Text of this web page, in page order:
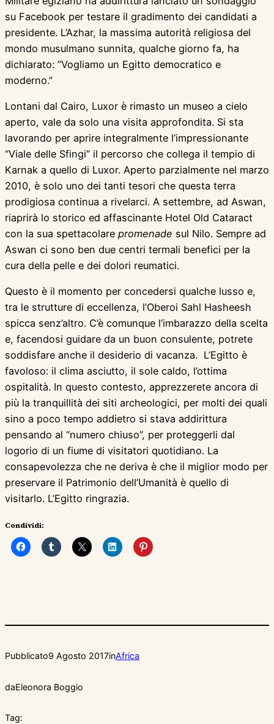
su Facebook per testare il gradimento dei candidati a
presidente. L’Azhar, la massima autorità religiosa del
mondo musulmano sunnita, qualche giorno fa, ha
dichiarato: ”Vogliamo un Egitto democratico e
moderno.”
Lontani dal Cairo, Luxor è rimasto un museo a cielo
aperto, vale da solo una visita approfondita. Si sta
lavorando per aprire integralmente l’impressionante
“Viale delle Sfingi” il percorso che collega il tempio di
Karnak a quello di Luxor. Aperto parzialmente nel marzo
2010, è solo uno dei tanti tesori che questa terra
prodigiosa continua a rivelarci. A settembre, ad Aswan,
riaprirà lo storico ed affascinante Hotel Old Cataract
con la sua spettacolare promenade sul Nilo. Sempre ad
Aswan ci sono ben due centri termali benefici per la
cura della pelle e dei dolori reumatici.
Questo è il momento per concedersi qualche lusso e,
tra le strutture di eccellenza, l’Oberoi Sahl Hasheesh
spicca senz’altro. C’è comunque l’imbarazzo della scelta
e, facendosi guidare da un buon consulente, potrete
soddisfare anche il desiderio di vacanza. L’Egitto è
favoloso: il clima asciutto, il sole caldo, l’ottima
ospitalità. In questo contesto, apprezzerete ancora di
più la tranquillità dei siti archeologici, per molti dei quali
sino a poco tempo addietro si stava addirittura
pensando al “numero chiuso”, per proteggerli dal
logorio di un fiume di visitatori quotidiano. La
consapevolezza che ne deriva è che il miglior modo per
preservare il Patrimonio dell’Umanità è quello di
visitarlo. L’Egitto ringrazia.
Condividi:
Pubblicato9 Agosto 2017inAfrica
daEleonora Boggio
Tag: